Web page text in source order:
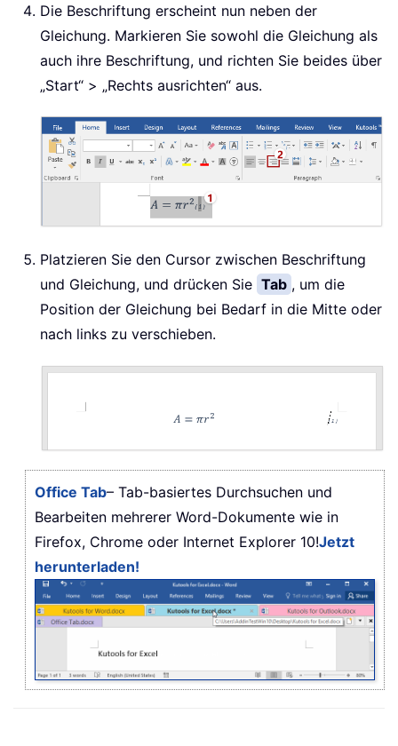
Die Beschriftung erscheint nun neben der
Gleichung. Markieren Sie sowohl die Gleichung als
auch ihre Beschriftung, und richten Sie beides über
„Start“ > „Rechts ausrichten“ aus.
Platzieren Sie den Cursor zwischen Beschriftung
und Gleichung, und drücken Sie Tab , um die
Position der Gleichung bei Bedarf in die Mitte oder
nach links zu verschieben.
Office Tab– Tab-basiertes Durchsuchen und
Bearbeiten mehrerer Word-Dokumente wie in
Firefox, Chrome oder Internet Explorer 10!Jetzt
herunterladen!